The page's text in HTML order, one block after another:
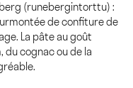
(runebergintorttu) :
de confiture de
La pâte au goût
du cognac ou de la